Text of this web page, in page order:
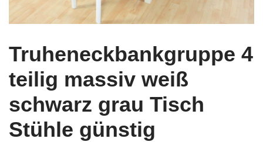
Truheneckbankgruppe 4
teilig massiv weiß
schwarz grau Tisch
Stühle günstig